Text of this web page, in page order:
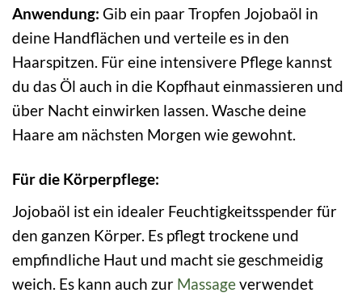
Anwendung: Gib ein paar Tropfen Jojobaöl in
deine Handflächen und verteile es in den
Haarspitzen. Für eine intensivere Pflege kannst
du das Öl auch in die Kopfhaut einmassieren und
über Nacht einwirken lassen. Wasche deine
Haare am nächsten Morgen wie gewohnt.
Für die Körperpflege:
Jojobaöl ist ein idealer Feuchtigkeitsspender für
den ganzen Körper. Es pflegt trockene und
empfindliche Haut und macht sie geschmeidig
weich. Es kann auch zur Massageverwendet